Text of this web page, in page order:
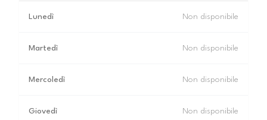
Lunedì Non disponibile
Martedì Non disponibile
Mercoledì Non disponibile
Giovedì Non disponibile